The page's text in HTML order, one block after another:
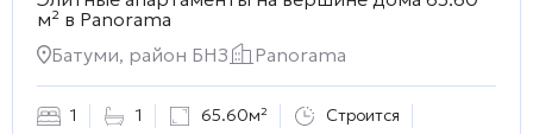
м² в Panorama
Батуми, район БНЗ
Panorama
1 1 65.60м² Строится